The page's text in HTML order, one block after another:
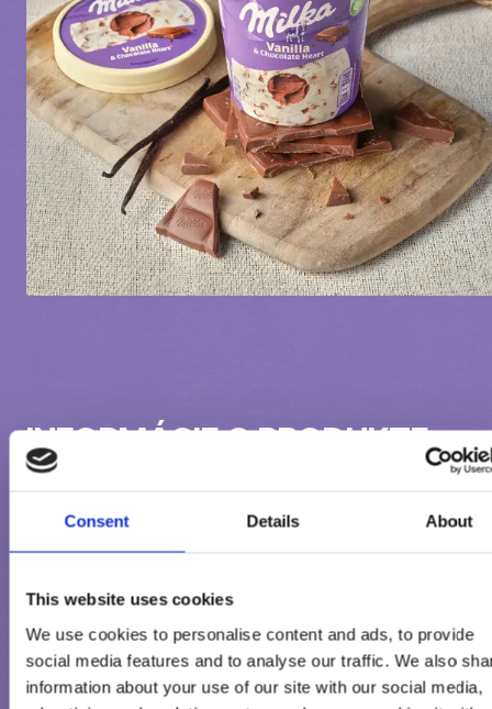
Consent Details About
This website uses cookies
We use cookies to personalise content and ads, to provide
social media features and to analyse our traffic. We also
information about your use of our site with our social media,
INFORMÁCIE O PRODUKTE
Rekonštituované odstredené mlieko, kokosový tuk, kúsky
sušené mlieko z Álp (1 %)¹, kakaová hmota, sladká srvátka v
(z mlieka), mliečny tuk z Álp (0,4 %)¹, emulgátor (lecitíny
lieskovooriešková pasta, aróma), cukor, glukózový sirup,
odstredené mlieko, koncentrát sladkej srvátky (z mlieka),